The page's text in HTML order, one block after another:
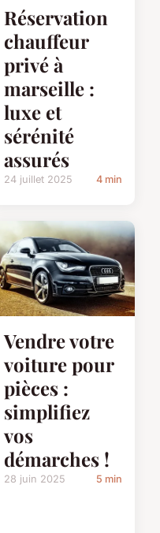
Réservation
chauffeur
privé à
marseille :
luxe et
sérénité
assurés
24 juillet 2025 4 min
Vendre votre
voiture pour
pièces :
simplifiez
vos
démarches !
28 juin 2025 5 min